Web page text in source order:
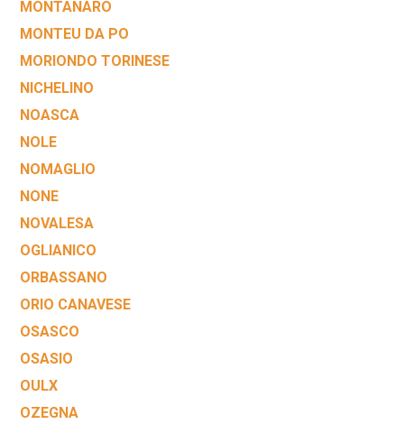
MONTANARO
MONTEU DA PO
MORIONDO TORINESE
NICHELINO
NOASCA
NOLE
NOMAGLIO
NONE
NOVALESA
OGLIANICO
ORBASSANO
ORIO CANAVESE
OSASCO
OSASIO
OULX
OZEGNA